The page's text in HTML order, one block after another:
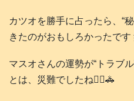
カツオを勝手に占ったら、“
きたのがおもしろかったです
マスオさんの運勢が“トラブ
とは、災難でしたね👮‍♂️🚓